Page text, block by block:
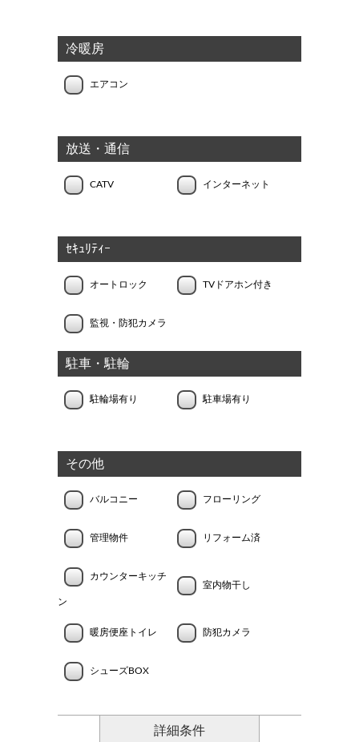
冷暖房
エアコン
放送・通信
CATV インターネット
ｾｷｭﾘﾃｨｰ
オートロック TVドアホン付き
監視・防犯カメラ
駐車・駐輪
駐輪場有り 駐車場有り
その他
バルコニー フローリング
管理物件 リフォーム済
カウンターキッチ
ン
室内物干し
暖房便座トイレ 防犯カメラ
シューズBOX